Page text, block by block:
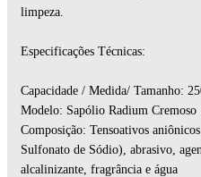
limpeza.
Especificações Técnicas:
Capacidade / Medida/ Tamanho:
Modelo: Sapólio Radium Cremoso
Composição: Tensoativos
Sulfonato de Sódio), abrasivo,
alcalinizante, fragrância e água